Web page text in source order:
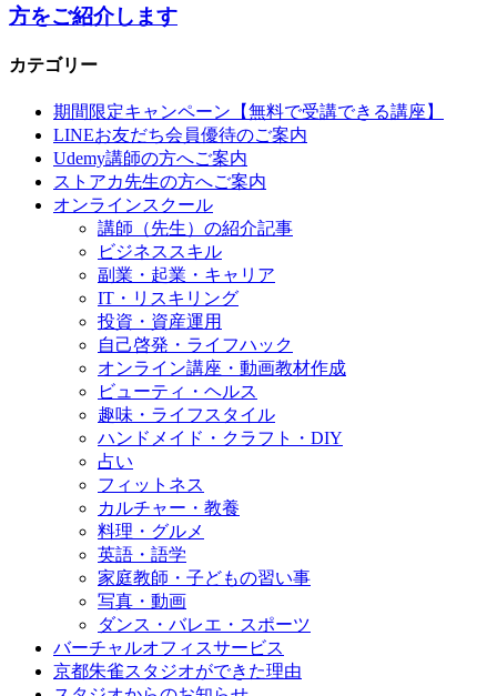
方をご紹介します
カテゴリー
期間限定キャンペーン【無料で受講できる講座】
LINEお友だち会員優待のご案内
Udemy講師の方へご案内
ストアカ先生の方へご案内
オンラインスクール
講師（先生）の紹介記事
ビジネススキル
副業・起業・キャリア
IT・リスキリング
投資・資産運用
自己啓発・ライフハック
オンライン講座・動画教材作成
ビューティ・ヘルス
趣味・ライフスタイル
ハンドメイド・クラフト・DIY
占い
フィットネス
カルチャー・教養
料理・グルメ
英語・語学
家庭教師・子どもの習い事
写真・動画
ダンス・バレエ・スポーツ
バーチャルオフィスサービス
京都朱雀スタジオができた理由